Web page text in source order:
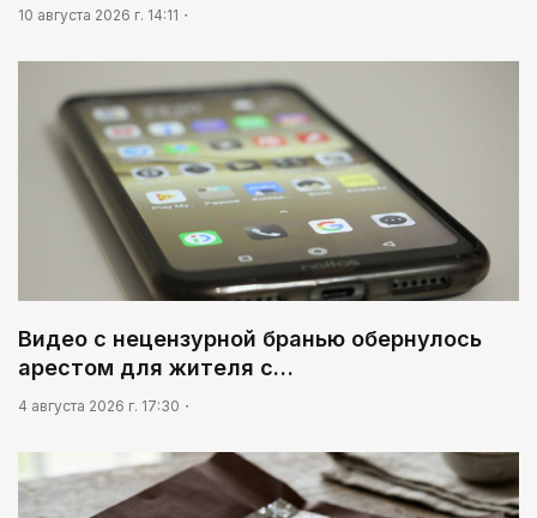
10 августа 2026 г. 14:11
Видео с нецензурной бранью обернулось
арестом для жителя с…
4 августа 2026 г. 17:30